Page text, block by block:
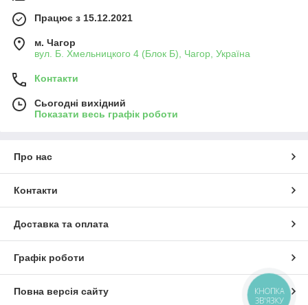
Працює з 15.12.2021
м. Чагор
вул. Б. Хмельницкого 4 (Блок Б), Чагор, Україна
Контакти
Сьогодні вихідний
Показати весь графік роботи
Про нас
Контакти
Доставка та оплата
Графік роботи
Повна версія сайту
КНОПКА
ЗВ'ЯЗКУ